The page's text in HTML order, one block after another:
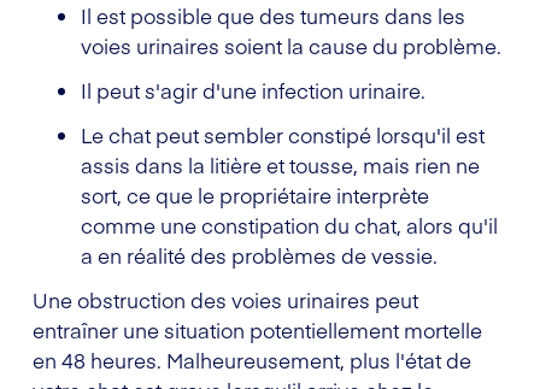
Il est possible que des tumeurs dans les
voies urinaires soient la cause du problème.
Il peut s'agir d'une infection urinaire.
Le chat peut sembler constipé lorsqu'il est
assis dans la litière et tousse, mais rien ne
sort, ce que le propriétaire interprète
comme une constipation du chat, alors qu'il
a en réalité des problèmes de vessie.
Une obstruction des voies urinaires peut
entraîner une situation potentiellement mortelle
en 48 heures. Malheureusement, plus l'état de